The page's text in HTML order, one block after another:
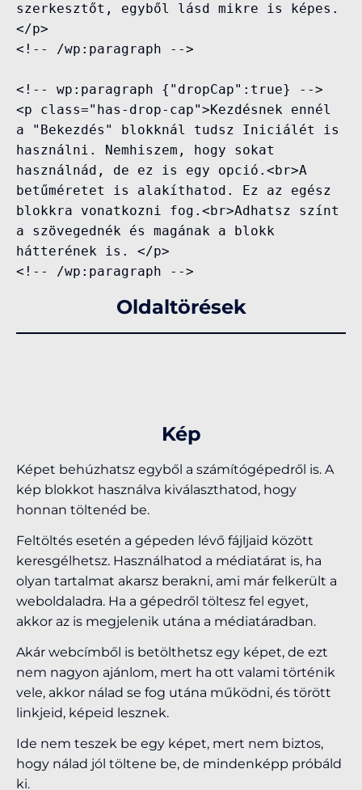
szerkesztőt, egyből lásd mikre is képes.
</p>
<!-- /wp:paragraph -->
<!-- wp:paragraph {"dropCap":true} -->
<p class="has-drop-cap">Kezdésnek ennél
a "Bekezdés" blokknál tudsz Iniciálét is
használni. Nemhiszem, hogy sokat
használnád, de ez is egy opció.<br>A
betűméretet is alakíthatod. Ez az egész
blokkra vonatkozni fog.<br>Adhatsz színt
a szövegednék és magának a blokk
hátterének is. </p>
<!-- /wp:paragraph -->
Oldaltörések
Kép
Képet behúzhatsz egyből a számítógépedről is. A
kép blokkot használva kiválaszthatod, hogy
honnan töltenéd be.
Feltöltés esetén a gépeden lévő fájljaid között
keresgélhetsz. Használhatod a médiatárat is, ha
olyan tartalmat akarsz berakni, ami már felkerült a
weboldaladra. Ha a gépedről töltesz fel egyet,
akkor az is megjelenik utána a médiatáradban.
Akár webcímből is betölthetsz egy képet, de ezt
nem nagyon ajánlom, mert ha ott valami történik
vele, akkor nálad se fog utána működni, és törött
linkjeid, képeid lesznek.
Ide nem teszek be egy képet, mert nem biztos,
hogy nálad jól töltene be, de mindenképp próbáld
ki.